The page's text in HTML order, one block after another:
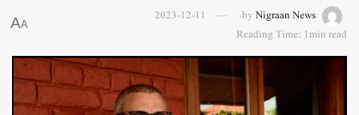
by Nigraan News
2023-12-11
Reading Time: 1min read
A
A